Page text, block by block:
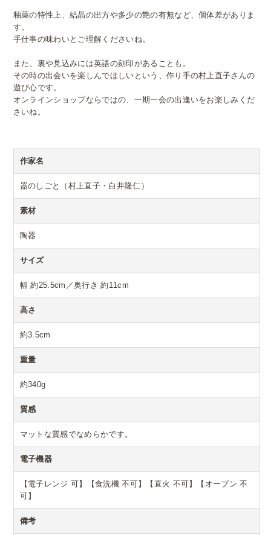
釉薬の特性上、結晶の出方や多少の艶の有無など、個体差がありま
す。
手仕事の味わいとご理解くださいね。
また、裏や見込みには英語の刻印があることも。
その時の出会いを楽しんでほしいという、作り手の村上直子さんの
遊び心です。
オンラインショップならではの、一期一会の出逢いをお楽しみくだ
さいね。
作家名
器のしごと（村上直子・白井隆仁）
素材
陶器
サイズ
幅 約25.5cm／奥行き 約11cm
高さ
約3.5cm
重量
約340g
質感
マットな質感でなめらかです。
電子機器
【電子レンジ 可】【食洗機 不可】【直火 不可】【オーブン 不
可】
備考